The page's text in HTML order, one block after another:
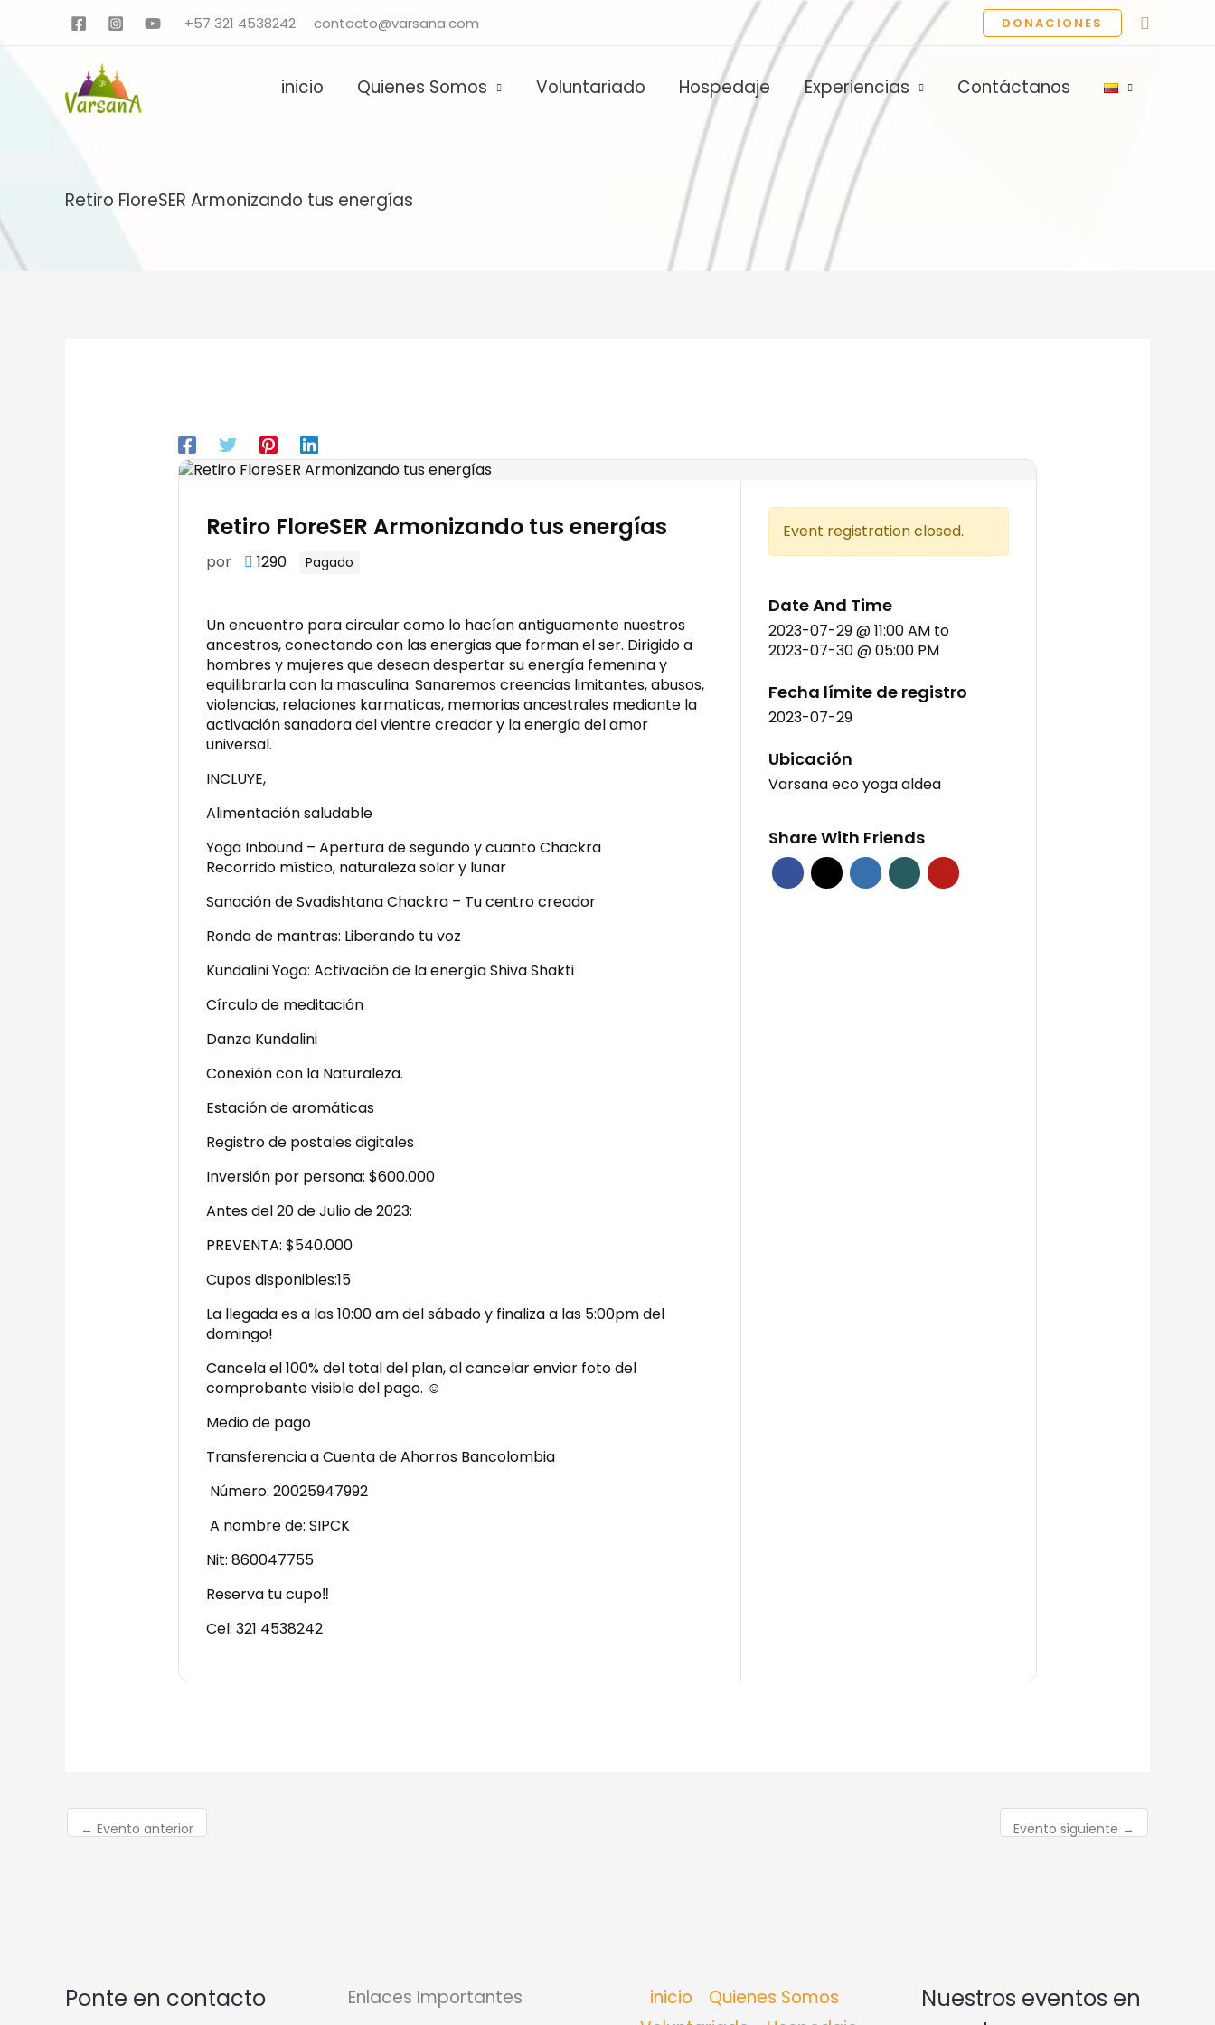
contenido
+57 321 4538242 contacto@varsana.com DONACIONES Buscar
inicio Quienes Somos Voluntariado Hospedaje Experiencias Contáctanos
Retiro FloreSER Armonizando tus energías
Retiro FloreSER Armonizando tus energías
por 1290 Pagado
Un encuentro para circular como lo hacían antiguamente nuestros
ancestros, conectando con las energias que forman el ser. Dirigido a
hombres y mujeres que desean despertar su energía femenina y
equilibrarla con la masculina. Sanaremos creencias limitantes, abusos,
violencias, relaciones karmaticas, memorias ancestrales mediante la
activación sanadora del vientre creador y la energía del amor
universal.
INCLUYE,
Alimentación saludable
Yoga Inbound – Apertura de segundo y cuanto Chackra
Recorrido místico, naturaleza solar y lunar
Sanación de Svadishtana Chackra – Tu centro creador
Ronda de mantras: Liberando tu voz
Kundalini Yoga: Activación de la energía Shiva Shakti
Círculo de meditación
Danza Kundalini
Conexión con la Naturaleza.
Estación de aromáticas
Registro de postales digitales
Inversión por persona: $600.000
Antes del 20 de Julio de 2023:
PREVENTA: $540.000
Cupos disponibles:15
La llegada es a las 10:00 am del sábado y finaliza a las 5:00pm del
domingo!
Cancela el 100% del total del plan, al cancelar enviar foto del
comprobante visible del pago. ☺️
Medio de pago
Transferencia a Cuenta de Ahorros Bancolombia
Número: 20025947992
A nombre de: SIPCK
Nit: 860047755
Reserva tu cupo‼️
Cel: 321 4538242
Event registration closed.
Date And Time
2023-07-29 @ 11:00 AM to
2023-07-30 @ 05:00 PM
Fecha límite de registro
2023-07-29
Ubicación
Varsana eco yoga aldea
Share With Friends
← Evento anterior Evento siguiente →
Ponte en contacto Enlaces Importantes inicio
Quienes Somos
Nuestros eventos en